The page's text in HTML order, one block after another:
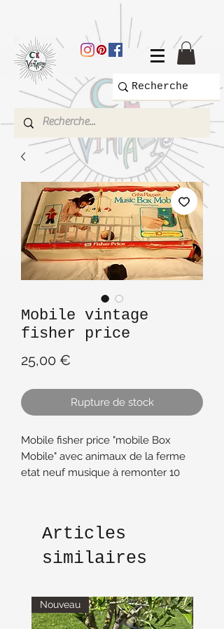
Mobile vintage
fisher price
25,00 €
Rupture de stock
Mobile fisher price "mobile Box
Mobile" avec animaux de la ferme
etat neuf musique à remonter 10
Articles
similaires
Nouveau